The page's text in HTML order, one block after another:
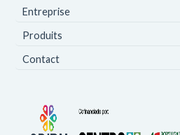
Entreprise
Produits
Contact